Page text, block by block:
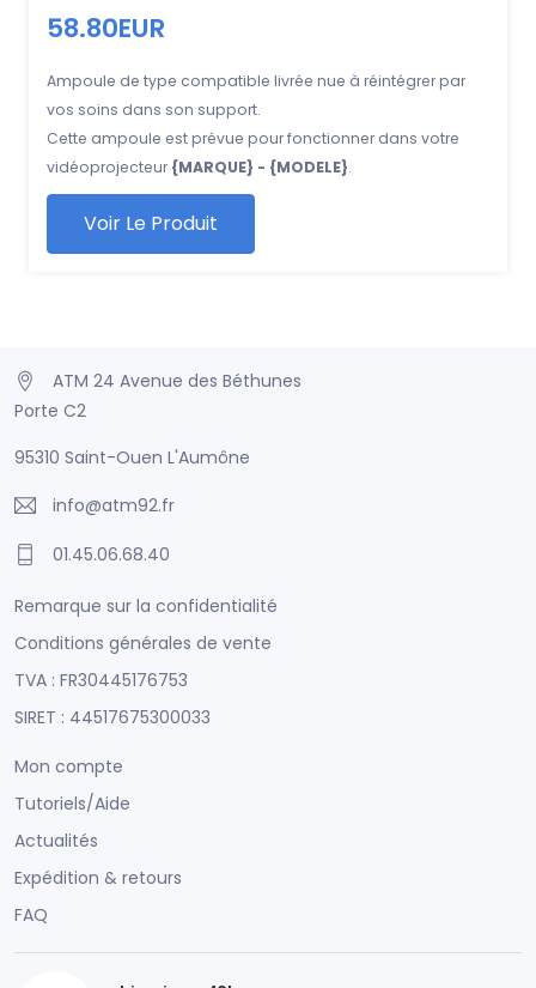
58.80EUR
Ampoule de type compatible livrée nue à réintégrer par
vos soins dans son support.
Cette ampoule est prévue pour fonctionner dans votre
vidéoprojecteur {MARQUE} - {MODELE}.
Voir Le Produit
ATM 24 Avenue des Béthunes
Porte C2
95310 Saint-Ouen L'Aumône
info@atm92.fr
01.45.06.68.40
Remarque sur la confidentialité
Conditions générales de vente
TVA : FR30445176753
SIRET : 44517675300033
Mon compte
Tutoriels/Aide
Actualités
Expédition & retours
FAQ